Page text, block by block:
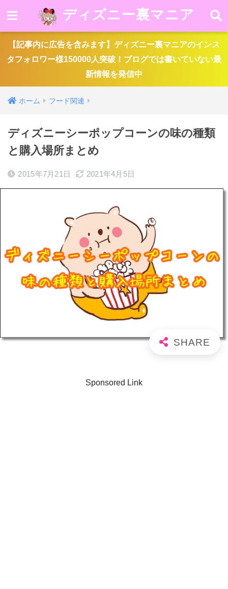
ディズニー裏マニア
【記事内に広告を含みます】ディズニー裏マニアのインス
タフォロワー様150000人突破！ブログでは書いていない最
新情報を発信中
ホーム フード関連
ディズニーシーポップコーンの味の種類
と購入場所まとめ
2015年7月21日 2021年4月5日
Sponsored Link